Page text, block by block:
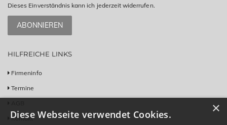
Dieses Einverständnis kann ich jederzeit widerrufen.
ABONNIEREN
HILFREICHE LINKS
Firmeninfo
Termine
Kontakt
×
Diese Webseite verwendet Cookies.